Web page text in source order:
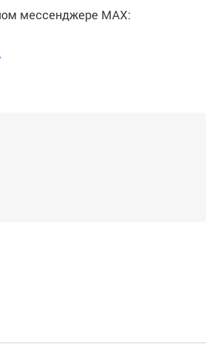
мессенджере MАХ: